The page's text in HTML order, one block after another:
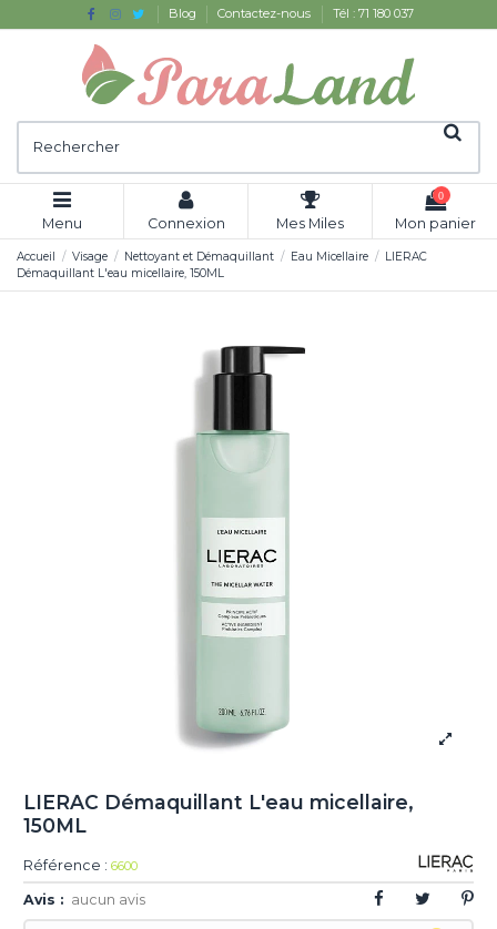
Blog Contactez-nous Tél : 71 180 037
Menu Connexion Mes Miles
0
Mon panier
Accueil Visage Nettoyant et Démaquillant Eau Micellaire
LIERAC
Démaquillant L'eau micellaire, 150ML
LIERAC Démaquillant L'eau micellaire,
150ML
Référence : 6600
Avis : aucun avis